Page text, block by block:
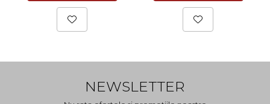
NEWSLETTER